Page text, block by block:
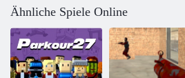
Ähnliche Spiele Online